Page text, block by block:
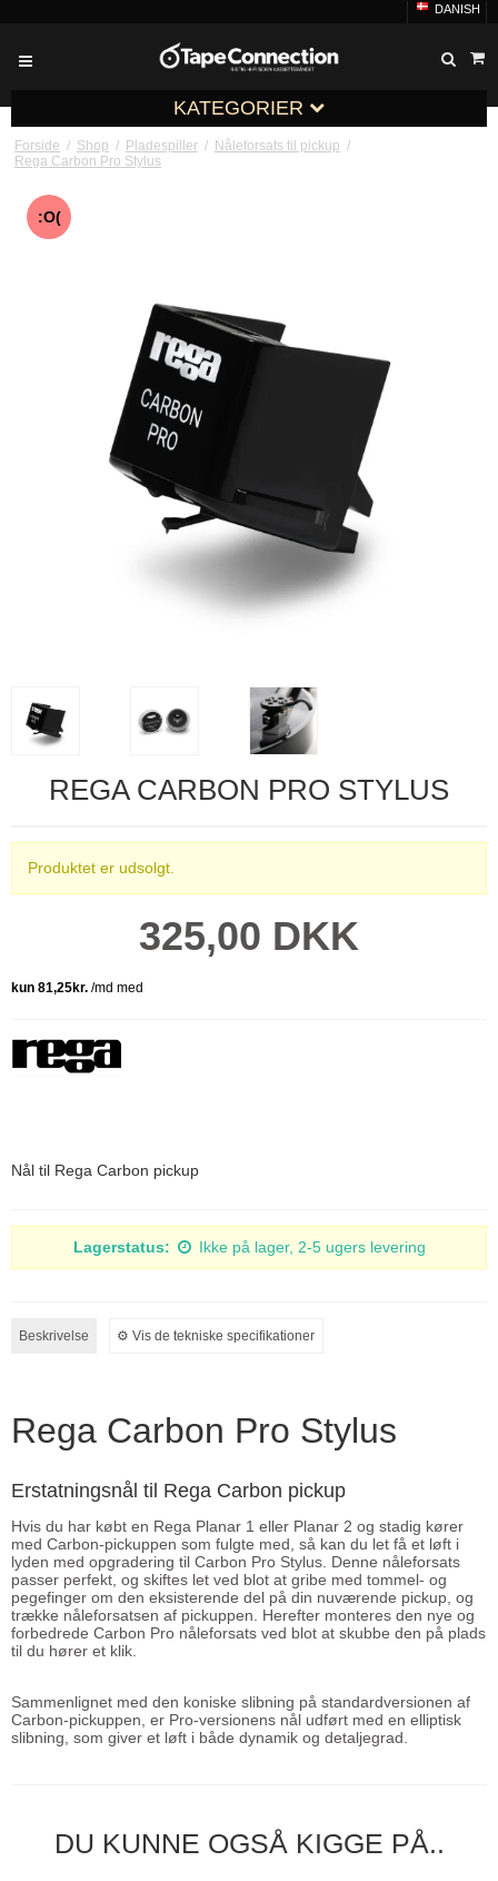
DANISH
KATEGORIER
Forside / Shop / Pladespiller / Nåleforsats til pickup /
Rega Carbon Pro Stylus
:O(
REGA CARBON PRO STYLUS
Produktet er udsolgt.
325,00 DKK
Nål til Rega Carbon pickup
Lagerstatus: Ikke på lager, 2-5 ugers levering
Beskrivelse ⚙︎ Vis de tekniske specifikationer
Rega Carbon Pro Stylus
Erstatningsnål til Rega Carbon pickup
Hvis du har købt en Rega Planar 1 eller Planar 2 og stadig kører
med Carbon-pickuppen som fulgte med, så kan du let få et løft i
lyden med opgradering til Carbon Pro Stylus. Denne nåleforsats
passer perfekt, og skiftes let ved blot at gribe med tommel- og
pegefinger om den eksisterende del på din nuværende pickup, og
trække nåleforsatsen af pickuppen. Herefter monteres den nye og
forbedrede Carbon Pro nåleforsats ved blot at skubbe den på plads
til du hører et klik.
Sammenlignet med den koniske slibning på standardversionen af
Carbon-pickuppen, er Pro-versionens nål udført med en elliptisk
slibning, som giver et løft i både dynamik og detaljegrad.
DU KUNNE OGSÅ KIGGE PÅ..